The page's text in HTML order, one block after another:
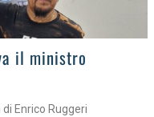
il ministro
Enrico Ruggeri